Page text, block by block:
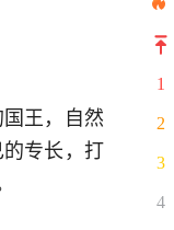
王，自然
专长，打
1
2
3
4